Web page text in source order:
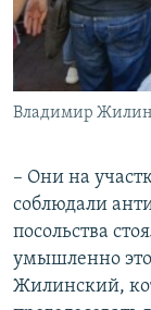
Владимир
– Они на
соблюдали
посольства
умышленно
Жилинский,